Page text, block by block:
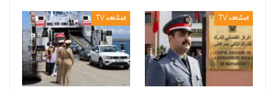
المشاهد TV المشاهد TV